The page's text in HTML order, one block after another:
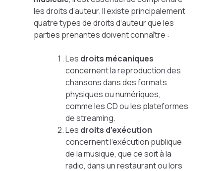
les droits d’auteur. Il existe principalement
quatre types de droits d’auteur que les
parties prenantes doivent connaître :
Les droits mécaniques
concernent la reproduction des
chansons dans des formats
physiques ou numériques,
comme les CD ou les plateformes
de streaming.
Les droits d’exécution
concernent l’exécution publique
de la musique, que ce soit à la
radio, dans un restaurant ou lors